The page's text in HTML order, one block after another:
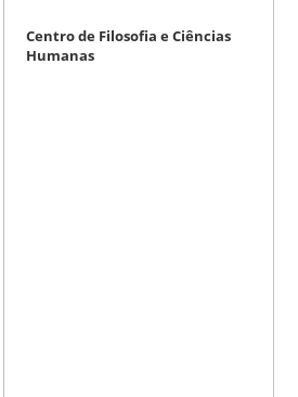
Centro de Filosofia e Ciências
Humanas